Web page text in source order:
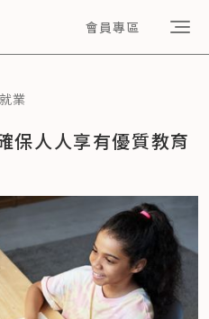
會員專區
業
保人人享有優質教育